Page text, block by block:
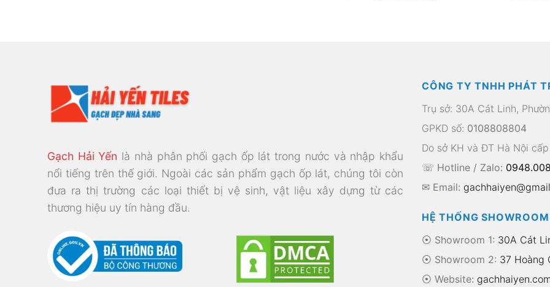
Gạch Hải Yến là nhà phân phối gạch ốp lát trong nước và nhập khẩu
nổi tiếng trên thế giới. Ngoài các sản phẩm gạch ốp lát, chúng tôi còn
đưa ra thị trường các loại thiết bị vệ sinh, vật liệu xây dựng từ các
thương hiệu uy tín hàng đầu.
CÔNG TY TNHH PHÁT
Trụ sở: 30A Cát Linh,
GPKD số: 0108808804
Do sở KH và ĐT Hà Nội
☏ Hotline / Zalo:
✉ Email:
HỆ THỐNG SHOWROOM
⦿ Showroom 1: 30A Cát
⦿ Showroom 2: 37 Hoàng
⦿ Website: